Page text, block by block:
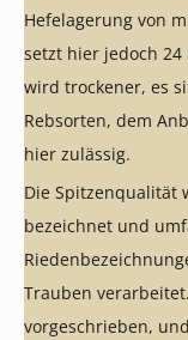
Hefelagerung von
setzt hier jedoch 24
wird trockener, es
Rebsorten, dem
hier zulässig.
Die Spitzenqualität
bezeichnet und
Trauben
vorgeschrieben,